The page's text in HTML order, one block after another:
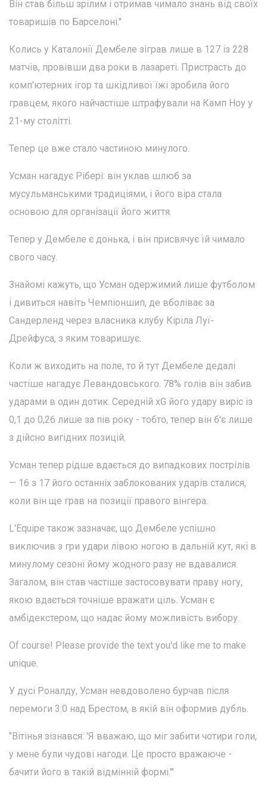
Він став більш зрілим і отримав чимало знань від своїх
товаришів по Барселоні."
Колись у Каталонії Дембеле зіграв лише в 127 із 228
матчів, провівши два роки в лазареті. Пристрасть до
комп'ютерних ігор та шкідливої їжі зробила його
гравцем, якого найчастіше штрафували на Камп Ноу у
21-му столітті.
Тепер це вже стало частиною минулого.
Усман нагадує Рібері: він уклав шлюб за
мусульманськими традиціями, і його віра стала
основою для організації його життя.
Тепер у Дембеле є донька, і він присвячує їй чимало
свого часу.
Знайомі кажуть, що Усман одержимий лише футболом
і дивиться навіть Чемпіоншип, де вболіває за
Сандерленд через власника клубу Кіріла Луї-
Дрейфуса, з яким товаришує.
Коли ж виходить на поле, то й тут Дембеле дедалі
частіше нагадує Левандовського. 78% голів він забив
ударами в один дотик. Середній xG його удару виріс із
0,1 до 0,26 лише за пів року - тобто, тепер він б'є лише
з дійсно вигідних позицій.
Усман тепер рідше вдається до випадкових пострілів
— 16 з 17 його останніх заблокованих ударів сталися,
коли він ще грав на позиції правого вінгера.
L'Equipe також зазначає, що Дембеле успішно
виключив з гри удари лівою ногою в дальній кут, які в
минулому сезоні йому жодного разу не вдавалися.
Загалом, він став частіше застосовувати праву ногу,
якою вдається точніше вражати ціль. Усман є
амбідекстером, що надає йому можливість вибору.
Of course! Please provide the text you'd like me to make
unique.
У дусі Роналду, Усман невдоволено бурчав після
перемоги 3:0 над Брестом, в якій він оформив дубль.
"Вітінья зізнався: 'Я вважаю, що міг забити чотири голи,
у мене були чудові нагоди. Це просто вражаюче -
бачити його в такій відмінній формі.'"